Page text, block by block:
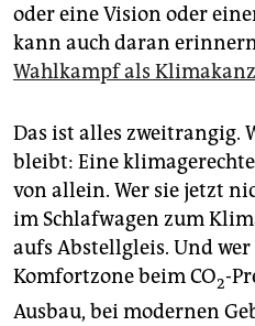
oder eine Vision oder
kann auch daran
Wahlkampf als
Das ist alles zweitrangig.
bleibt: Eine
von allein. Wer sie jetzt
im Schlafwagen zum
aufs Abstellgleis. Und
Komfortzone beim CO2-
Ausbau, bei modernen